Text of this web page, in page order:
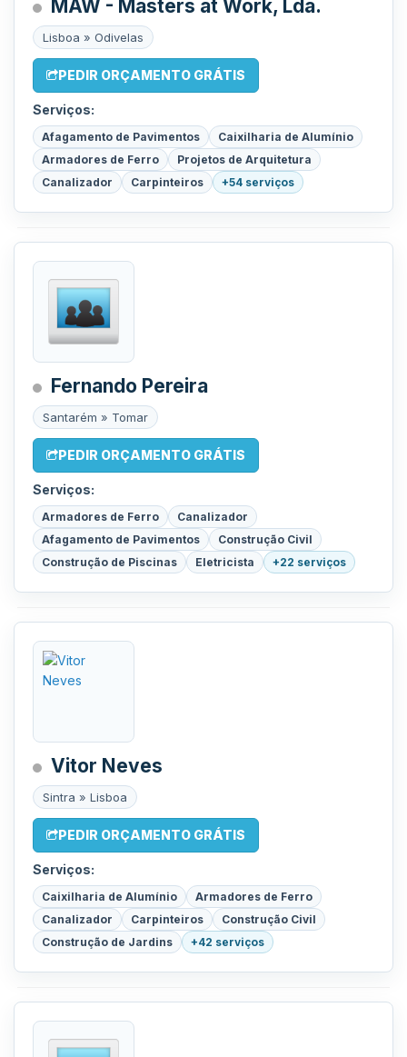
MAW - Masters at Work, Lda.
Lisboa » Odivelas
PEDIR ORÇAMENTO GRÁTIS
Serviços:
Afagamento de Pavimentos
Caixilharia de Alumínio
Armadores de Ferro
Projetos de Arquitetura
Canalizador
Carpinteiros +54 serviços
Fernando Pereira
Santarém » Tomar
PEDIR ORÇAMENTO GRÁTIS
Serviços:
Armadores de Ferro
Canalizador
Afagamento de Pavimentos
Construção Civil
Construção de Piscinas
Eletricista +22 serviços
Vitor Neves
Sintra » Lisboa
PEDIR ORÇAMENTO GRÁTIS
Serviços:
Caixilharia de Alumínio
Armadores de Ferro
Canalizador
Carpinteiros
Construção Civil
Construção de Jardins
+42 serviços